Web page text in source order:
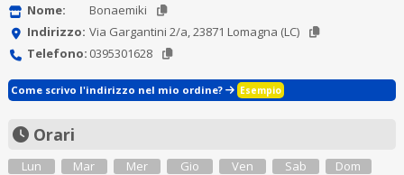
Nome:
Bonaemiki
Indirizzo: Via Gargantini 2/a, 23871 Lomagna (LC)
Telefono: 0395301628
Come scrivo l'indirizzo nel mio ordine? Esempio
Orari
Lun
Mar
Mer
Gio
Ven
Sab
Dom